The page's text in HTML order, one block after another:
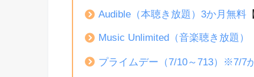
Audible（本聴き放題）3か月無料
Music Unlimited（音楽聴き放題）
プライムデー（7/10～713）※7/7